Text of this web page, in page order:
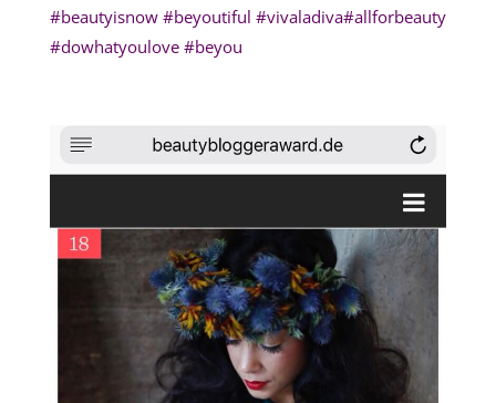
#beautyisnow #beyoutiful #vivaladiva#allforbeauty
#dowhatyoulove #beyou